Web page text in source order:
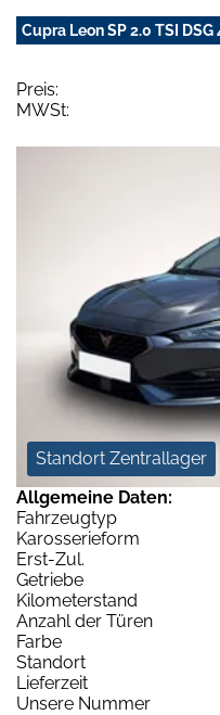
Cupra Leon SP 2.0 TSI DSG
Preis:
MWSt:
Standort Zentrallager
Allgemeine Daten:
Fahrzeugtyp
Karosserieform
Erst-Zul.
Getriebe
Kilometerstand
Anzahl der Türen
Farbe
Standort
Lieferzeit
Unsere Nummer